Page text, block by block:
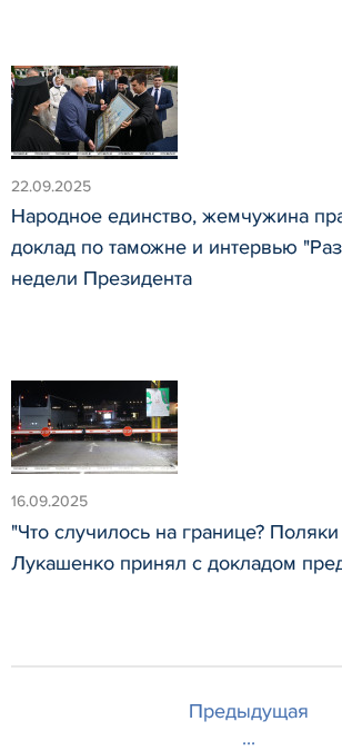
22.09.2025
Народное единство, жемчужина
доклад по таможне и интервью
недели Президента
16.09.2025
"Что случилось на границе? Поляки
Лукашенко принял с докладом
Предыдущая
...